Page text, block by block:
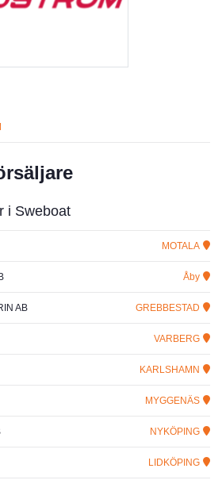
i Sweboat
MOTALA
Åby
AB GREBBESTAD
VARBERG
KARLSHAMN
MYGGENÄS
NYKÖPING
LIDKÖPING